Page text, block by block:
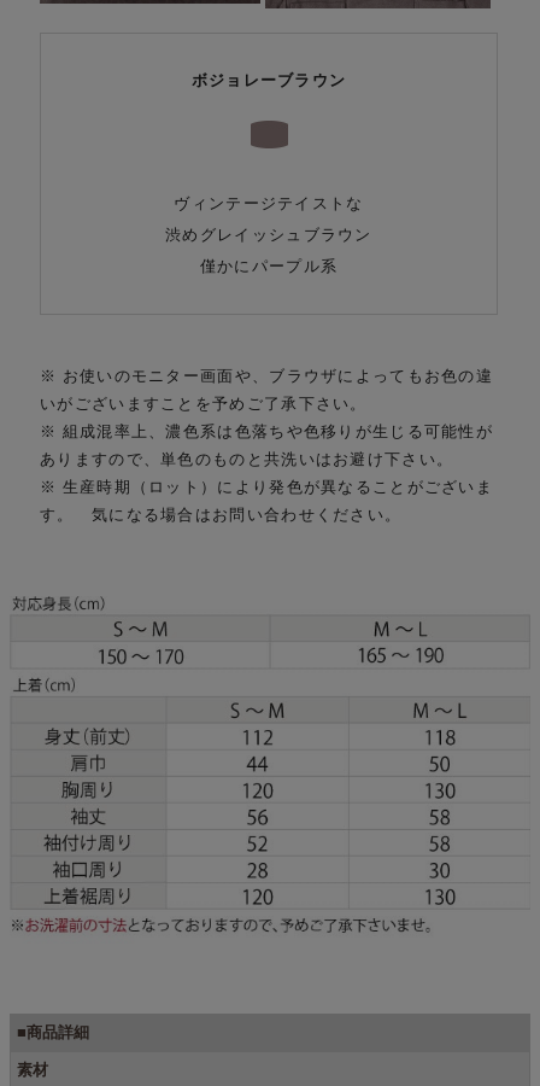
ボジョレーブラウン
ヴィンテージテイストな
渋めグレイッシュブラウン
僅かにパープル系
※ お使いのモニター画面や、ブラウザによってもお色の違
いがございますことを予めご了承下さい。
※ 組成混率上、濃色系は色落ちや色移りが生じる可能性が
ありますので、単色のものと共洗いはお避け下さい。
※ 生産時期（ロット）により発色が異なることがございま
す。 気になる場合はお問い合わせください。
■商品詳細
素材